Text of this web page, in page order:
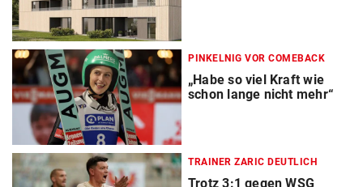
PINKELNIG VOR COMEBACK
„Habe so viel Kraft wie
schon lange nicht mehr“
TRAINER ZARIC DEUTLICH
Trotz 3:1 gegen WSG